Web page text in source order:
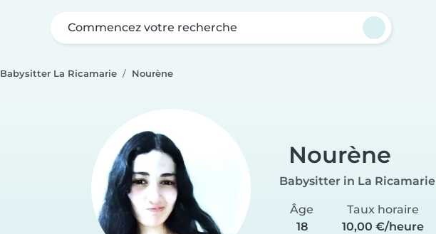
Commencez votre recherche
Babysitter La Ricamarie Nourène
Nourène
Babysitter in La Ricamarie
Âge
18
Taux horaire
10,00 €/heure